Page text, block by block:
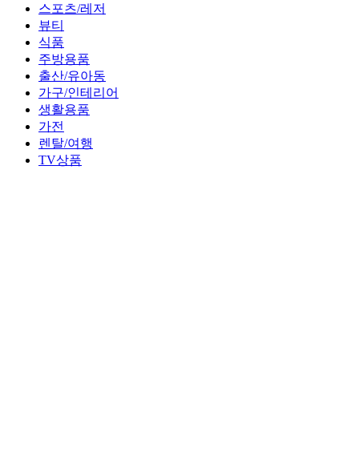
스포츠/레저
뷰티
식품
주방용품
출산/유아동
가구/인테리어
생활용품
가전
렌탈/여행
TV상품